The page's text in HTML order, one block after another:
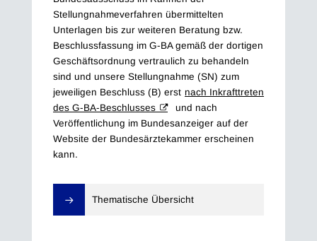
Stellungnahmeverfahren übermittelten
Unterlagen bis zur weiteren Beratung bzw.
Beschlussfassung im G-BA gemäß der dortigen
Geschäftsordnung vertraulich zu behandeln
sind und unsere Stellungnahme (SN) zum
jeweiligen Beschluss (B) erst nach Inkrafttreten
des G-BA-Beschlusses
und nach
Veröffentlichung im Bundesanzeiger auf der
Website der Bundesärztekammer erscheinen
kann.
Thematische Übersicht